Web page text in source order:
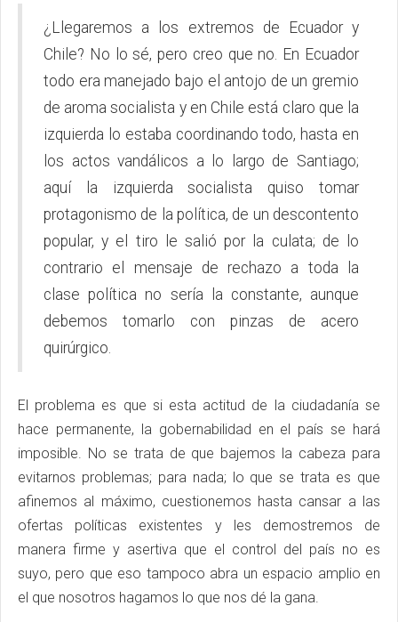
¿Llegaremos a los extremos de Ecuador y
Chile? No lo sé, pero creo que no. En Ecuador
todo era manejado bajo el antojo de un gremio
de aroma socialista y en Chile está claro que la
izquierda lo estaba coordinando todo, hasta en
los actos vandálicos a lo largo de Santiago;
aquí la izquierda socialista quiso tomar
protagonismo de la política, de un descontento
popular, y el tiro le salió por la culata; de lo
contrario el mensaje de rechazo a toda la
clase política no sería la constante, aunque
debemos tomarlo con pinzas de acero
quirúrgico.
El problema es que si esta actitud de la ciudadanía se
hace permanente, la gobernabilidad en el país se hará
imposible. No se trata de que bajemos la cabeza para
evitarnos problemas; para nada; lo que se trata es que
afinemos al máximo, cuestionemos hasta cansar a las
ofertas políticas existentes y les demostremos de
manera firme y asertiva que el control del país no es
suyo, pero que eso tampoco abra un espacio amplio en
el que nosotros hagamos lo que nos dé la gana.